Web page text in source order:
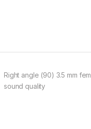
Right angle (90) 3.5 mm
sound quality